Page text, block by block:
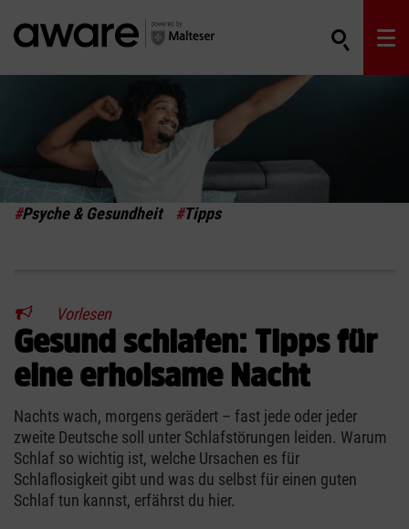
#Psyche & Gesundheit #Tipps
Vorlesen
Gesund schlafen: Tipps für
eine erholsame Nacht
Nachts wach, morgens gerädert – fast jede oder jeder
zweite Deutsche soll unter Schlafstörungen leiden. Warum
Schlaf so wichtig ist, welche Ursachen es für
Schlaflosigkeit gibt und was du selbst für einen guten
Schlaf tun kannst, erfährst du hier.